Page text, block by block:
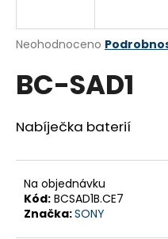
Průměrné
produktu
je
z
5
Neohodnoceno
BC-SAD1
Nabíječka baterií
Na objednávku
Kód: BCSAD1B.CE7
Značka:SONY
j
t
?